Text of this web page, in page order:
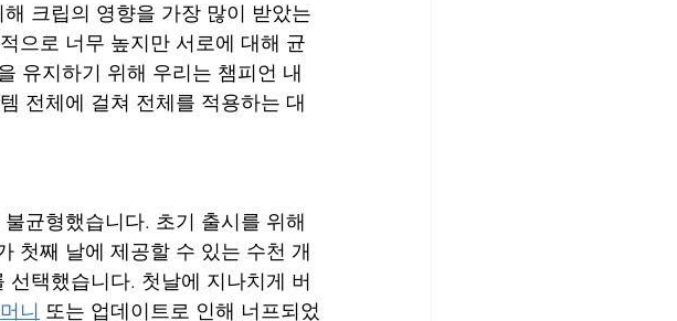
크립의 영향을 가장 많이 받았는
으로 너무 높지만 서로에 대해 균
유지하기 위해 우리는 챔피언 내
전체에 걸쳐 전체를 적용하는 대
균형했습니다. 초기 출시를 위해
첫째 날에 제공할 수 있는 수천 개
택했습니다. 첫날에 지나치게 버
니 또는 업데이트로 인해 너프되었